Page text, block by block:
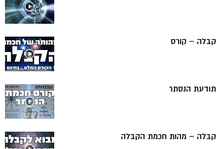
קבלה – קורס
תודעת הנסתר
קבלה – מהות חכמת הקבלה